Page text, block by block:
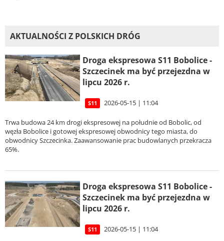
AKTUALNOŚCI Z POLSKICH DRÓG
Droga ekspresowa S11 Bobolice -
Szczecinek ma być przejezdna w
lipcu 2026 r.
S11 2026-05-15 | 11:04
Trwa budowa 24 km drogi ekspresowej na południe od Bobolic, od
węzła Bobolice i gotowej ekspresowej obwodnicy tego miasta, do
obwodnicy Szczecinka. Zaawansowanie prac budowlanych przekracza
65%.
Droga ekspresowa S11 Bobolice -
Szczecinek ma być przejezdna w
lipcu 2026 r.
S11 2026-05-15 | 11:04